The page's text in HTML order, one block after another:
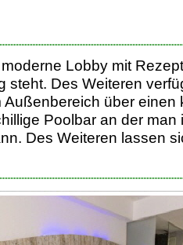
Lobby mit
Des Weiteren
über einen
Poolbar an der man
Des Weiteren lassen